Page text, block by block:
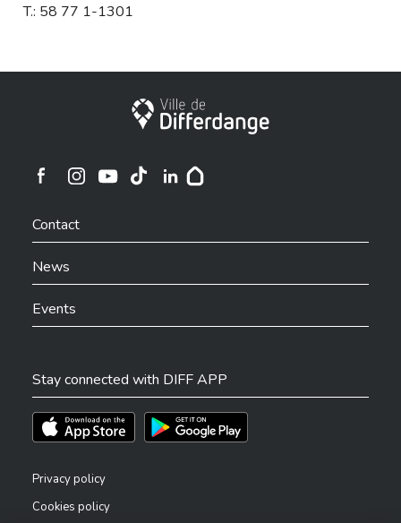
T.: 58 77 1-1301
City of Differdange
Ville de Differdange sur Instagram
Contact
News
Events
Stay connected with DIFF APP
Téléchargez l'app sur l'App StoreTéléchargez l'app sur Play Store
Privacy policy
Cookies policy